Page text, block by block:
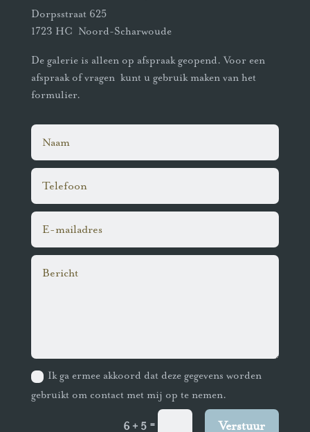
Dorpsstraat 625
1723 HC Noord-Scharwoude
De galerie is alleen op afspraak geopend. Voor een
afspraak of vragen kunt u gebruik maken van het
formulier.
Ik ga ermee akkoord dat deze gegevens worden
gebruikt om contact met mij op te nemen.
6 + 5 = Verstuur